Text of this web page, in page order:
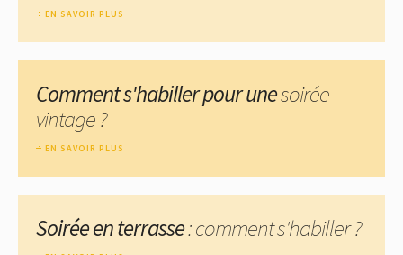
EN SAVOIR PLUS
Comment s'habiller pour unesoirée
vintage ?
EN SAVOIR PLUS
Soirée en terrasse: comment s'habiller ?